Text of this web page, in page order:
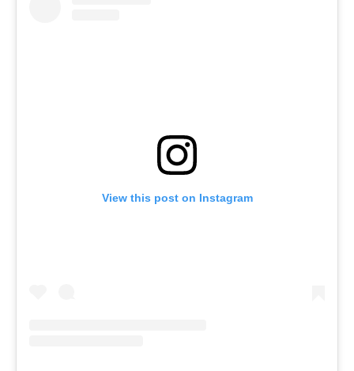
View this post on Instagram